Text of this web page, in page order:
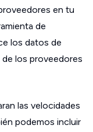
en tu
de
los datos de
los proveedores
las velocidades
podemos incluir